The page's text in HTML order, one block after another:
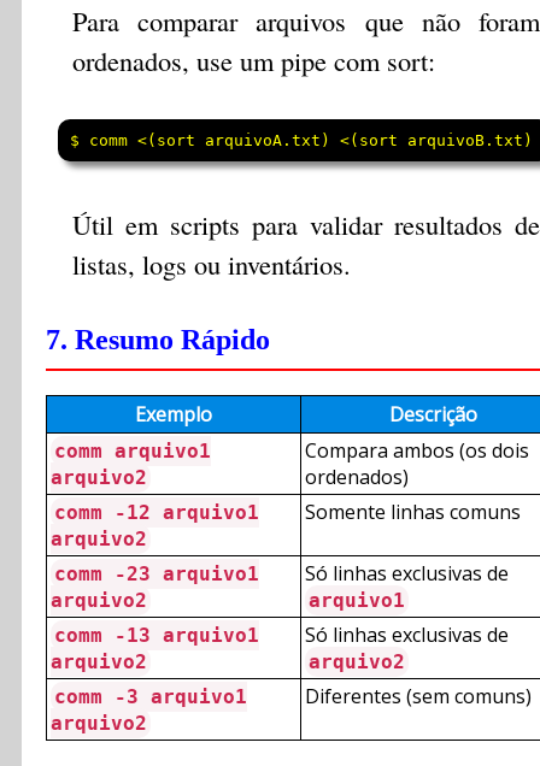
Para comparar arquivos que não foram
ordenados, use um pipe com sort:
Útil em scripts para validar resultados de
listas, logs ou inventários.
7. Resumo Rápido
Exemplo Descrição
comm arquivo1
arquivo2
Compara ambos (os dois
ordenados)
comm -12 arquivo1
arquivo2
Somente linhas comuns
comm -23 arquivo1
arquivo2
Só linhas exclusivas de
arquivo1
comm -13 arquivo1
arquivo2
Só linhas exclusivas de
arquivo2
comm -3 arquivo1
arquivo2
Diferentes (sem comuns)